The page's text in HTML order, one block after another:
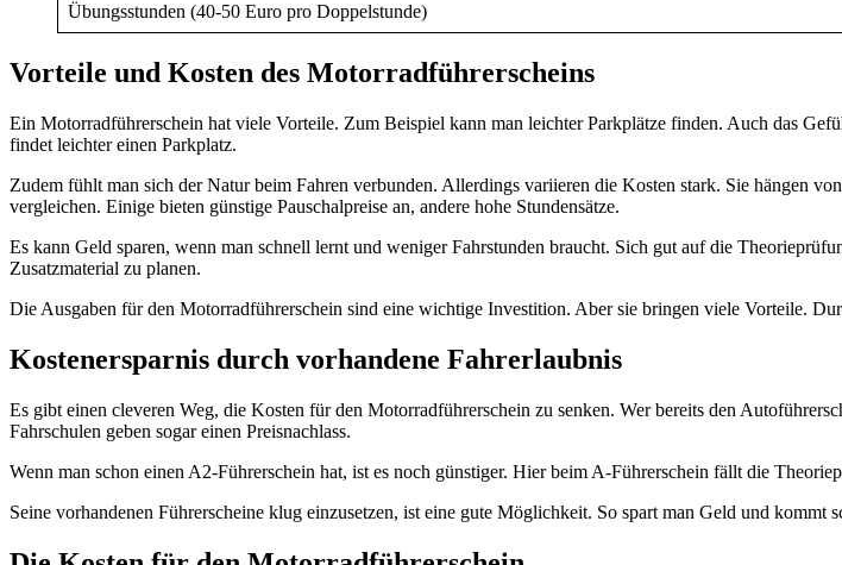
Übungsstunden (40-50 Euro pro Doppelstunde)
Vorteile und Kosten des Motorradführerscheins
Ein Motorradführerschein hat viele Vorteile. Zum Beispiel kann man leichter Parkplätze finden. Auch das
findet leichter einen Parkplatz.
Zudem fühlt man sich der Natur beim Fahren verbunden. Allerdings variieren die Kosten stark. Sie hängen
vergleichen. Einige bieten günstige Pauschalpreise an, andere hohe Stundensätze.
Es kann Geld sparen, wenn man schnell lernt und weniger Fahrstunden braucht. Sich gut auf die
Zusatzmaterial zu planen.
Die Ausgaben für den Motorradführerschein sind eine wichtige Investition. Aber sie bringen viele Vorteile.
Kostenersparnis durch vorhandene Fahrerlaubnis
Es gibt einen cleveren Weg, die Kosten für den Motorradführerschein zu senken. Wer bereits den
Fahrschulen geben sogar einen Preisnachlass.
Wenn man schon einen A2-Führerschein hat, ist es noch günstiger. Hier beim A-Führerschein fällt die
Seine vorhandenen Führerscheine klug einzusetzen, ist eine gute Möglichkeit. So spart man Geld und kommt